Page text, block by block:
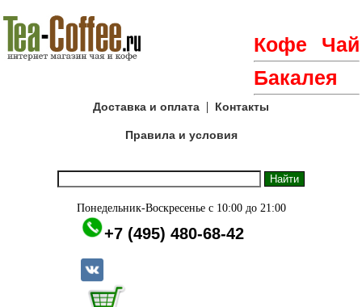
Кофе
Чай
Бакалея
Доставка и оплата | Контакты
Правила и условия
Понедельник-Воскресенье с 10:00 до 21:00
+7 (495) 480-68-42